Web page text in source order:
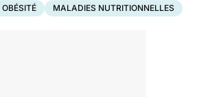
MALADIES NUTRITIONNELLES